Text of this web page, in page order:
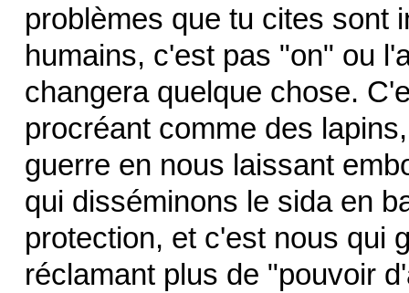
problèmes que tu cites sont
humains, c'est pas "on" ou
changera quelque chose.
procréant comme des
guerre en nous laissant
qui disséminons le sida en
protection, et c'est nous qui
réclamant plus de "pouvoir